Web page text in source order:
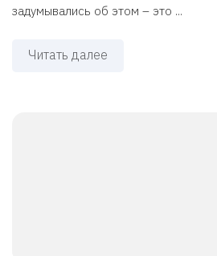
задумывались об этом – это ...
Читать далее